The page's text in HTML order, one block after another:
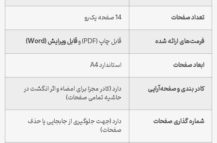
تعداد صفحات 14 صفحه یک‌رو
فرمت‌های ارائه شده قابل چاپ (PDF) و قابل ویرایش (Word)
ابعاد صفحات استاندارد A4
کادر بندی و صفحه‌آرایی
دارد (کادر مجزا برای امضاء و اثر انگشت در
حاشیه تمامی صفحات)
شماره گذاری صفحات
دارد (جهت جلوگیری از جابجایی یا حذف
صفحات)